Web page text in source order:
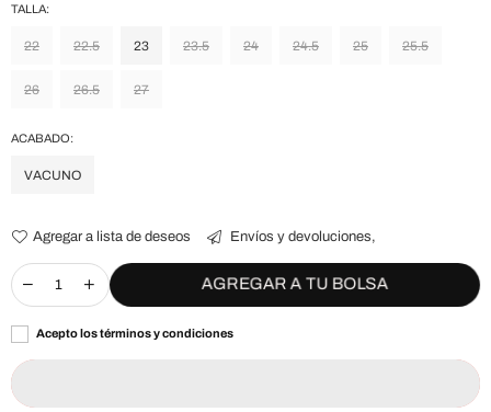
TALLA:
22 22.5 23 23.5 24 24.5 25 25.5
26 26.5 27
ACABADO:
VACUNO
Agregar a lista de deseos Envíos y devoluciones,
AGREGAR A TU BOLSA
Acepto los términos y condiciones